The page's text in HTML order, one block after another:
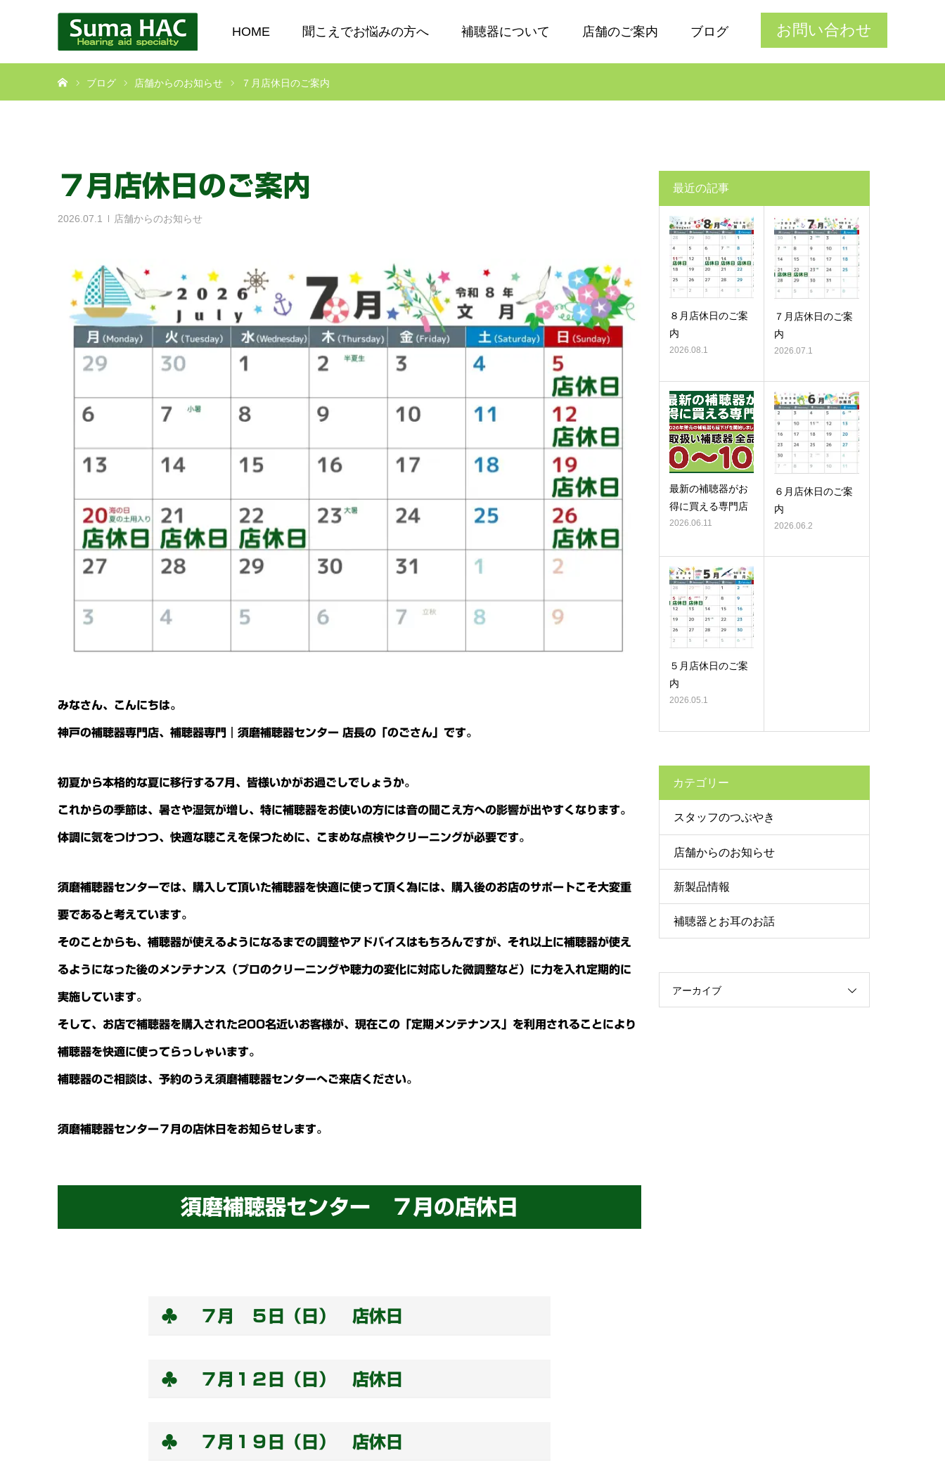
お問い合わせ
HOME 聞こえでお悩みの方へ 補聴器について 店舗のご案内 ブログ
ブログ 店舗からのお知らせ ７月店休日のご案内
７月店休日のご案内
2026.07.1 店舗からのお知らせ
みなさん、こんにちは。
神戸の補聴器専門店、 補聴器専門｜ 須磨補聴器センター 店長の「のごさん」です。
初夏から本格的な夏に移行する7月、皆様いかがお過ごしでしょうか。
これからの季節は、暑さや湿気が増し、特に補聴器をお使いの方には音の聞こえ方への影響が出やすくなります。
体調に気をつけつつ、快適な聴こえを保つために、こまめな点検やクリーニングが必要です。
須磨補聴器センターでは、購入して頂いた補聴器を快適に使って頂く為には、購入後のお店のサポートこそ大変重
要であると考えています。
そのことからも、補聴器が使えるようになるまでの調整やアドバイスはもちろんですが、それ以上に補聴器が使え
るようになった後のメンテナンス（プロのクリーニングや聴力の変化に対応した微調整など）に力を入れ定期的に
実施しています。
そして、お店で補聴器を購入された200名近いお客様が、現在この「定期メンテナンス」を利用されることにより
補聴器を快適に使ってらっしゃいます。
補聴器のご相談は、予約のうえ須磨補聴器センターへご来店ください。
須磨補聴器センター７月の店休日をお知らせします。
須磨補聴器センター ７月の店休日
♣ ７月 ５ 日（日） 店休日
♣ ７月１２日（日） 店休日
♣ ７月１９日（日） 店休日
最近の記事
８月店休日のご案
内
2026.08.1
７月店休日のご案
内
2026.07.1
最新の補聴器がお
得に買える専門店
2026.06.11
６月店休日のご案
内
2026.06.2
５月店休日のご案
内
2026.05.1
カテゴリー
スタッフのつぶやき
店舗からのお知らせ
新製品情報
補聴器とお耳のお話
アーカイブ